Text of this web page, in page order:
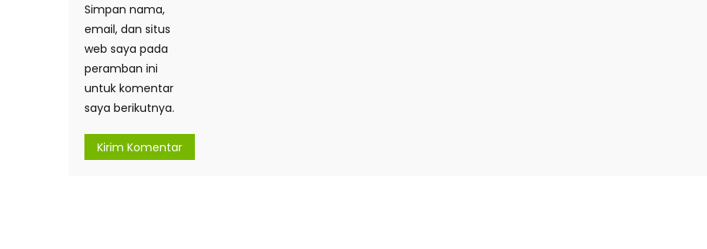
Simpan nama,
email, dan situs
web saya pada
peramban ini
untuk komentar
saya berikutnya.